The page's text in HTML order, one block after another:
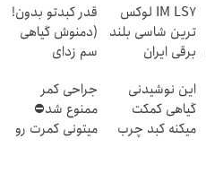
IM LS7 لوکس
ترین شاسی بلند
برقی ایران
قدر کبدتو بدون!
(دمنوش گیاهی
سم زدای
این نوشیدنی
گیاهی کمکت
میکنه کبد چرب
جراحی کمر
ممنوع شد⛔
میتونی کمرت رو